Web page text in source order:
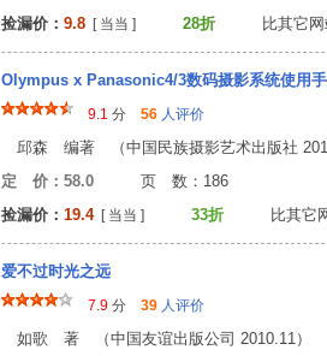
捡漏价： 9.8 [ 当当 ] 28折 比其它网
Olympus x Panasonic4/3数码摄影系统使用
9.1 分 56 人评价
邱森 编著 （中国民族摄影艺术出版社
定 价：58.0 页 数：
捡漏价： 19.4[ 当当 ] 33折 比其它网
爱不过时光之远
7.9 分 39 人评价
如歌 著 （中国友谊出版公司 2010.11）